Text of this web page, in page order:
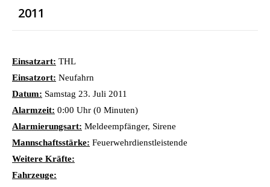
2011
Einsatzart: THL
Einsatzort: Neufahrn
Datum: Samstag 23. Juli 2011
Alarmzeit: 0:00 Uhr (0 Minuten)
Alarmierungsart: Meldeempfänger, Sirene
Mannschaftsstärke: Feuerwehrdienstleistende
Weitere Kräfte:
Fahrzeuge: